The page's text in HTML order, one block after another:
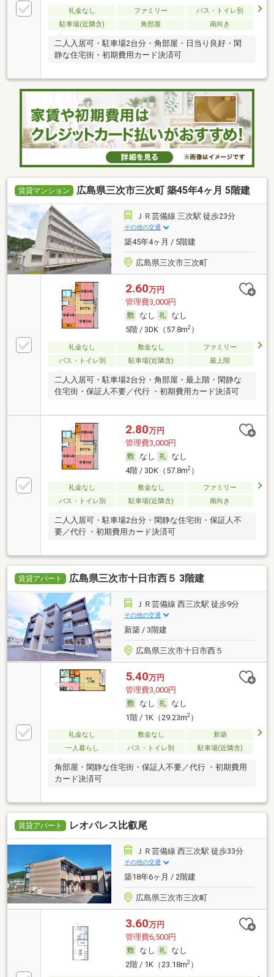
礼金なし ファミリー
バス・トイレ別
駐車場(近隣含)
角部屋 南向き
二人入居可・駐車場2台分・角部屋・日当り良好・閑
静な住宅街・初期費用カード決済可
賃貸マンション 広島県三次市三次町 築45年4ヶ月 5階建
ＪＲ芸備線 三次駅 徒歩23分
その他の交通
築45年4ヶ月 / 5階建
広島県三次市三次町
2.60万円
管理費3,000円
なし
なし
5階 / 3DK（57.8m2）
礼金なし 敷金なし
ファミリー
バス・トイレ別
駐車場(近隣含) 最上階
二人入居可・駐車場2台分・角部屋・最上階・閑静な
住宅街・保証人不要／代行 ・初期費用カード決済可
2.80万円
管理費3,000円
なし
なし
4階 / 3DK（57.8m2）
礼金なし 敷金なし
ファミリー
バス・トイレ別
駐車場(近隣含) 南向き
二人入居可・駐車場2台分・閑静な住宅街・保証人不
要／代行 ・初期費用カード決済可
賃貸アパート 広島県三次市十日市西５ 3階建
ＪＲ芸備線 西三次駅 徒歩9分
その他の交通
新築 / 3階建
広島県三次市十日市西５
5.40万円
管理費3,000円
なし
なし
1階 / 1K（29.23m2）
礼金なし 敷金なし
新築
一人暮らし
バス・トイレ別 駐車場(近隣含)
角部屋・閑静な住宅街・保証人不要／代行 ・初期費用
カード決済可
賃貸アパート レオパレス比叡尾
ＪＲ芸備線 西三次駅 徒歩33分
その他の交通
築18年6ヶ月 / 2階建
広島県三次市三次町
3.60万円
管理費6,500円
なし
なし
2階 / 1K（23.18m2）